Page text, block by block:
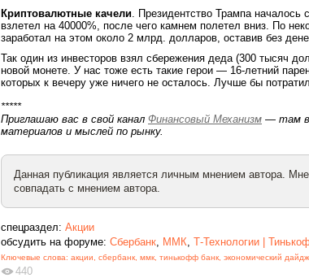
Криптовалютные качели . Президентство Трампа
взлетел на 40000%, после чего камнем полетел вниз. По
заработал на этом около 2 млрд. долларов, оставив без
Так один из инвесторов взял сбережения деда (300 тысяч
новой монете. У нас тоже есть такие герои — 16-летний
которых к вечеру уже ничего не осталось. Лучше бы
*****
Приглашаю вас в свой канал Финансовый Механизм — там
материалов и мыслей по рынку.
Данная публикация является личным мнением автора.
совпадать с мнением автора.
спецраздел: Акции
обсудить на форуме: Сбербанк ММК Т-Технологии |
Ключевые слова: акции сбербанк ммк тинькофф банк экономический
440